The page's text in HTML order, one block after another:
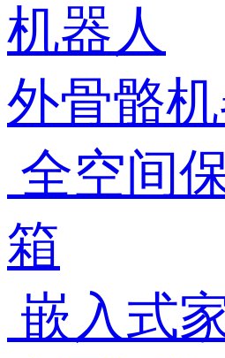
机器人
外骨骼
全空间
箱
嵌入式